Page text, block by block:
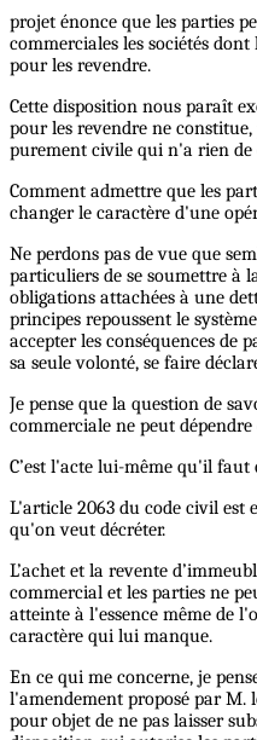
projet énonce que les parties
commerciales les sociétés
pour les revendre.
Cette disposition nous paraît
pour les revendre ne
purement civile qui n'a rien de
Comment admettre que les
changer le caractère d'une
Ne perdons pas de vue que
particuliers de se soumettre à
obligations attachées à une
principes repoussent le
accepter les conséquences de
sa seule volonté, se faire
Je pense que la question de
commerciale ne peut
C’est l'acte lui-même qu'il faut
L'article 2063 du code civil est
qu'on veut décréter.
L’achet et la revente
commercial et les parties ne
atteinte à l'essence même de
caractère qui lui manque.
En ce qui me concerne, je
l'amendement proposé par M.
pour objet de ne pas laisser